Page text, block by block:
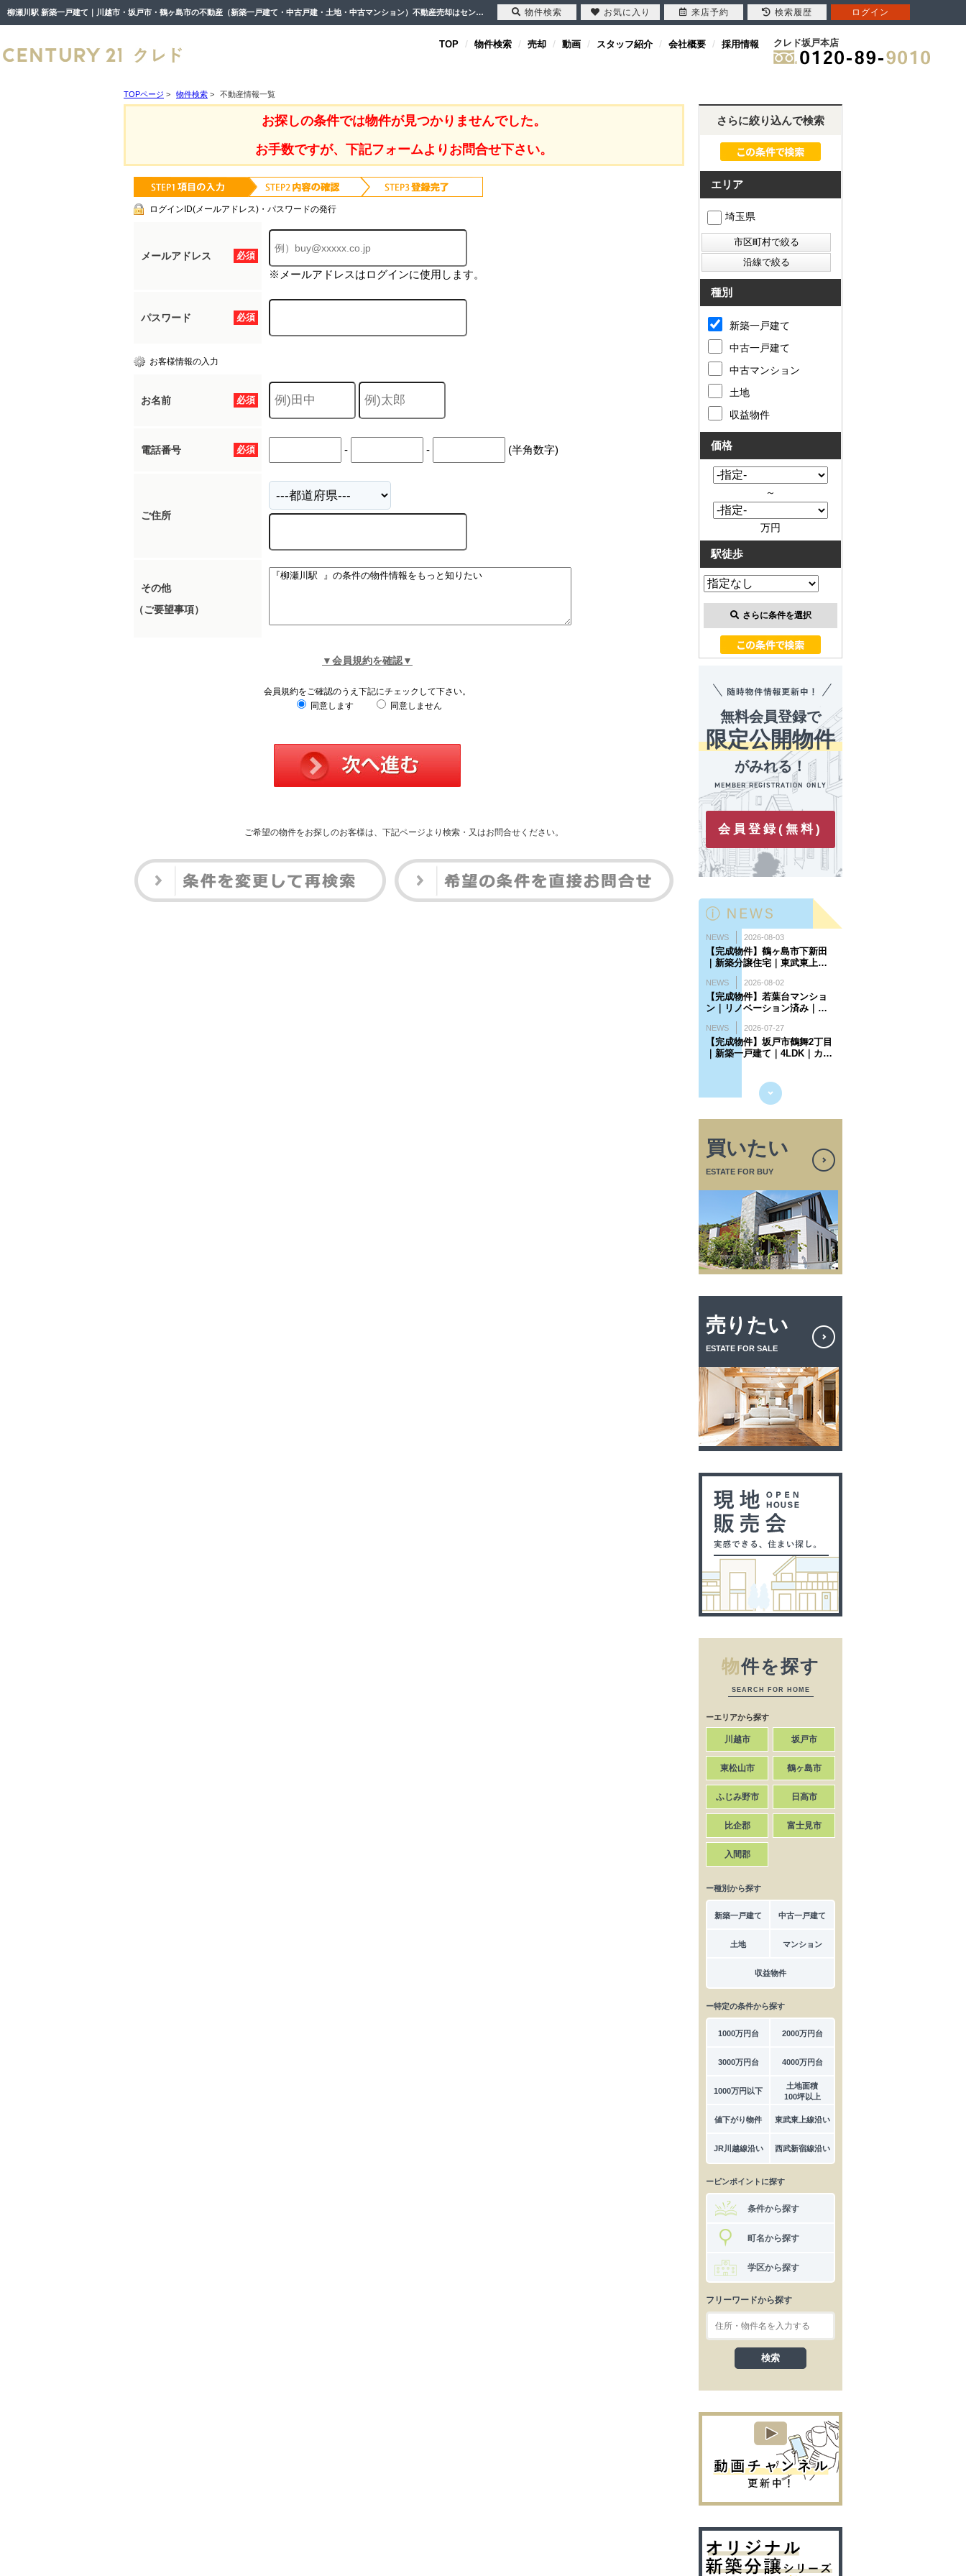
柳瀬川駅 新築一戸建て｜川越市・坂戸市・鶴ヶ島市の不動産（新築一戸建て・中古戸建・土地・中古マンション）不動産売却はセンチュリー21クレド
TOP 物件検索 売却 動画 スタッフ紹介 会社概要 採用情報 クレド坂戸本店
TOPページ > 物件検索 > 不動産情報一覧
お探しの条件では物件が見つかりませんでした。
お手数ですが、下記フォームよりお問合せ下さい。
ログインID(メールアドレス)・パスワードの発行
必須
メールアドレス
※メールアドレスはログインに使用します。
必須
パスワード
お客様情報の入力
必須
お名前
必須
電話番号 - - (半角数字)
ご住所
その他
（ご要望事項）
▼会員規約を確認▼
会員規約をご確認のうえ下記にチェックして下さい。
同意します
同意しません
ご希望の物件をお探しのお客様は、下記ページより検索・又はお問合せください。
さらに絞り込んで検索
エリア
埼玉県
種別
新築一戸建て
中古一戸建て
中古マンション
土地
収益物件
価格
～
万円
駅徒歩
さらに条件を選択
無料会員登録で
限定公開物件
がみれる！
会員登録(無料)
買いたい
ESTATE FOR BUY
売りたい
ESTATE FOR SALE
物件を探す
SEARCH FOR HOME
ーエリアから探す
川越市 坂戸市
東松山市 鶴ヶ島市
ふじみ野市 日高市
比企郡 富士見市
入間郡
ー種別から探す
新築一戸建て 中古一戸建て
土地 マンション
収益物件
ー特定の条件から探す
1000万円台 2000万円台
3000万円台 4000万円台
1000万円以下
土地面積
100坪以上
値下がり物件 東武東上線沿い
JR川越線沿い 西武新宿線沿い
ーピンポイントに探す
条件から探す
町名から探す
学区から探す
フリーワードから探す
物件検索 お気に入り 来店予約 検索履歴 ログイン